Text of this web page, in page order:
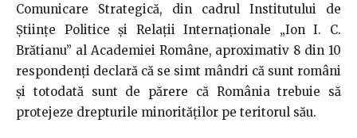
Comunicare Strategică, din cadrul Institutului de
Ştiinţe Politice şi Relaţii Internaţionale „Ion I. C.
Brătianu” al Academiei Române, aproximativ 8 din 10
respondenți declară că se simt mândri că sunt români
și totodată sunt de părere că România trebuie să
protejeze drepturile minorităților pe teritorul său.